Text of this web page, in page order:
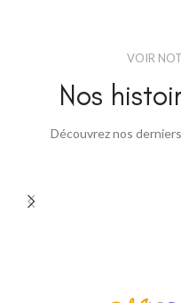
VOIR
Nos
Découvrez nos